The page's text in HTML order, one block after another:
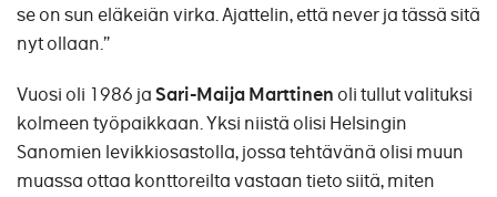
se on sun eläkeiän virka. Ajattelin, että never ja tässä sitä
nyt ollaan.”
Vuosi oli 1986 jaSari-Maija Marttinenoli tullut valituksi
kolmeen työpaikkaan. Yksi niistä olisi Helsingin
Sanomien levikkiosastolla, jossa tehtävänä olisi muun
muassa ottaa konttoreilta vastaan tieto siitä, miten